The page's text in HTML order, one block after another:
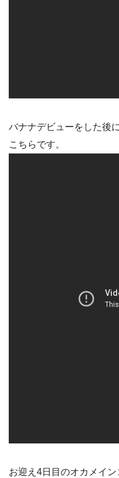
バナナデビューをした後
こちらです。
お迎え4日目のオカメイ